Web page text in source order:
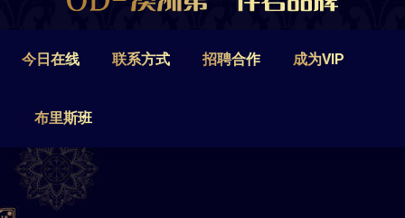
今日在线 联系方式 招聘合作 成为VIP
布里斯班